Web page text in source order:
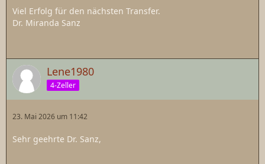
Viel Erfolg für den nächsten Transfer.
Dr. Miranda Sanz
Lene1980
4-Zeller
23. Mai 2026 um 11:42
Sehr geehrte Dr. Sanz,